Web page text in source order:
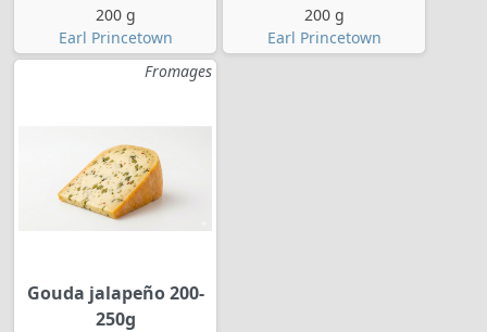
200 g
Earl Princetown
200 g
Earl Princetown
Fromages
Gouda jalapeño 200-
250g